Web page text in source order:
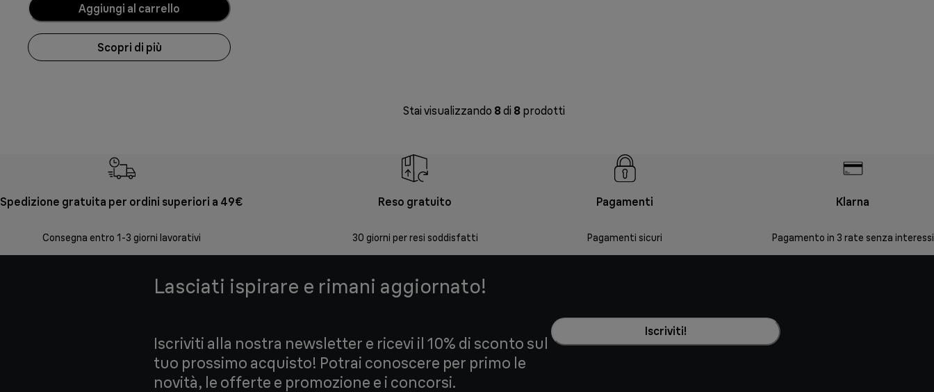
Aggiungi al carrello
Scopri di più
Stai visualizzando 8 di 8 prodotti
Spedizione gratuita per ordini superiori a 49€
Consegna entro 1-3 giorni lavorativi
Reso gratuito
30 giorni per resi soddisfatti
Pagamenti
Pagamenti sicuri
Klarna
Pagamento in 3 rate senza interessi
Lasciati ispirare e rimani aggiornato!
Iscriviti alla nostra newsletter e ricevi il 10% di sconto sul
tuo prossimo acquisto! Potrai conoscere per primo le
novità, le offerte e promozione e i concorsi.
Iscriviti!